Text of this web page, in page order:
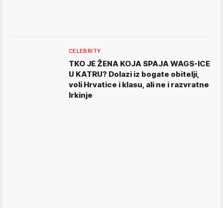
CELEBRITY
TKO JE ŽENA KOJA SPAJA WAGS-ICE
U KATRU? Dolazi iz bogate obitelji,
voli Hrvatice i klasu, ali ne i razvratne
Irkinje